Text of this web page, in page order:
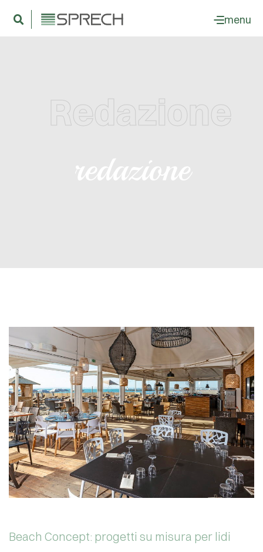
menu
Redazione
Beach Concept: progetti su misura per lidi